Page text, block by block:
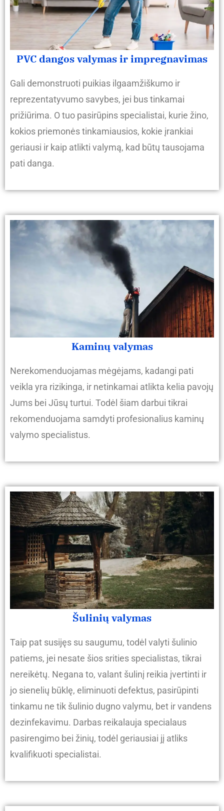
PVC dangos valymas ir impregnavimas
Gali demonstruoti puikias ilgaamžiškumo ir
reprezentatyvumo savybes, jei bus tinkamai
prižiūrima. O tuo pasirūpins specialistai, kurie žino,
kokios priemonės tinkamiausios, kokie įrankiai
geriausi ir kaip atlikti valymą, kad būtų tausojama
pati danga.
Kaminų valymas
Nerekomenduojamas mėgėjams, kadangi pati
veikla yra rizikinga, ir netinkamai atlikta kelia pavojų
Jums bei Jūsų turtui. Todėl šiam darbui tikrai
rekomenduojama samdyti profesionalius kaminų
valymo specialistus.
Šulinių valymas
Taip pat susijęs su saugumu, todėl valyti šulinio
patiems, jei nesate šios srities specialistas, tikrai
nereikėtų. Negana to, valant šulinį reikia įvertinti ir
jo sienelių būklę, eliminuoti defektus, pasirūpinti
tinkamu ne tik šulinio dugno valymu, bet ir vandens
dezinfekavimu. Darbas reikalauja specialaus
pasirengimo bei žinių, todėl geriausiai jį atliks
kvalifikuoti specialistai.